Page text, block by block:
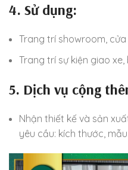
4. Sử dụng:
Trang trí showroom,
Trang trí sự kiện giao
5. Dịch vụ cộng
Nhận thiết kế và sản
yêu cầu: kích thước,